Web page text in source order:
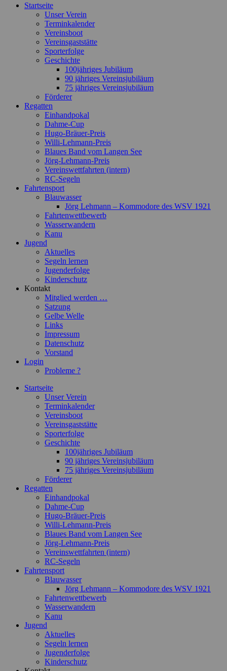
oben
Startseite
Unser Verein
Terminkalender
Vereinsboot
Vereinsgaststätte
Sporterfolge
Geschichte
100jähriges Jubiläum
90 jähriges Vereinsjubiläum
75 jähriges Vereinsjubiläum
Förderer
Regatten
Einhandpokal
Dahme-Cup
Hugo-Bräuer-Preis
Willi-Lehmann-Preis
Blaues Band vom Langen See
Jörg-Lehmann-Preis
Vereinswettfahrten (intern)
RC-Segeln
Fahrtensport
Blauwasser
Jörg Lehmann – Kommodore des WSV 1921
Fahrtenwettbewerb
Wasserwandern
Kanu
Jugend
Aktuelles
Segeln lernen
Jugenderfolge
Kinderschutz
Kontakt
Mitglied werden …
Satzung
Gelbe Welle
Links
Impressum
Datenschutz
Vorstand
Login
Probleme ?
Startseite
Unser Verein
Terminkalender
Vereinsboot
Vereinsgaststätte
Sporterfolge
Geschichte
100jähriges Jubiläum
90 jähriges Vereinsjubiläum
75 jähriges Vereinsjubiläum
Förderer
Regatten
Einhandpokal
Dahme-Cup
Hugo-Bräuer-Preis
Willi-Lehmann-Preis
Blaues Band vom Langen See
Jörg-Lehmann-Preis
Vereinswettfahrten (intern)
RC-Segeln
Fahrtensport
Blauwasser
Jörg Lehmann – Kommodore des WSV 1921
Fahrtenwettbewerb
Wasserwandern
Kanu
Jugend
Aktuelles
Segeln lernen
Jugenderfolge
Kinderschutz